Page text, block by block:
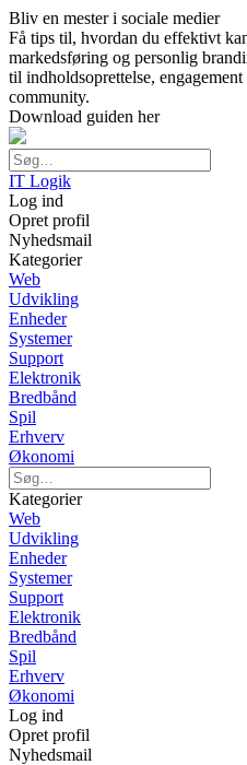
Bliv en mester i sociale medier
Få tips til, hvordan du effektivt
markedsføring og personlig
til indholdsoprettelse,
community.
Download guiden her
IT Logik
Log ind
Opret profil
Nyhedsmail
Kategorier
Web
Udvikling
Enheder
Systemer
Support
Elektronik
Bredbånd
Spil
Erhverv
Økonomi
Kategorier
Web
Udvikling
Enheder
Systemer
Support
Elektronik
Bredbånd
Spil
Erhverv
Økonomi
Log ind
Opret profil
Nyhedsmail